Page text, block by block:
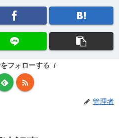
フォローする
管理者